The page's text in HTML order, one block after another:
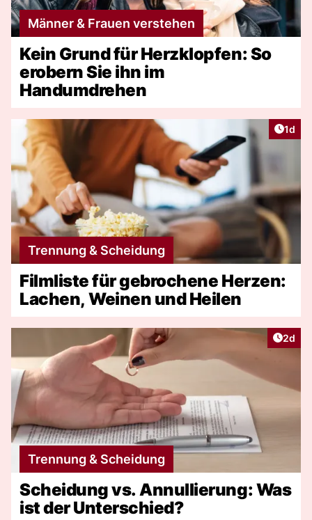
Männer & Frauen verstehen
Kein Grund für Herzklopfen: So
erobern Sie ihn im
Handumdrehen
1d
Trennung & Scheidung
Filmliste für gebrochene Herzen:
Lachen, Weinen und Heilen
2d
Trennung & Scheidung
Scheidung vs. Annullierung: Was
ist der Unterschied?